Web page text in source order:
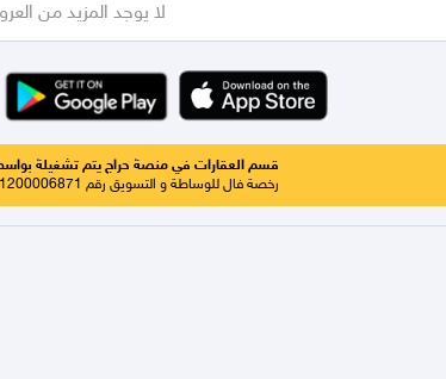
لا يوجد المزيد من
قسم العقارات في منصة حراج يتم تشغيلة
رخصة فال للوساطة و التسويق رقم 1200006871